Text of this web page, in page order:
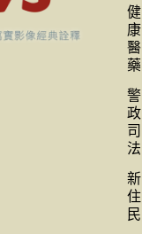
健
康
醫
藥
警
政
司
法
新
住
民